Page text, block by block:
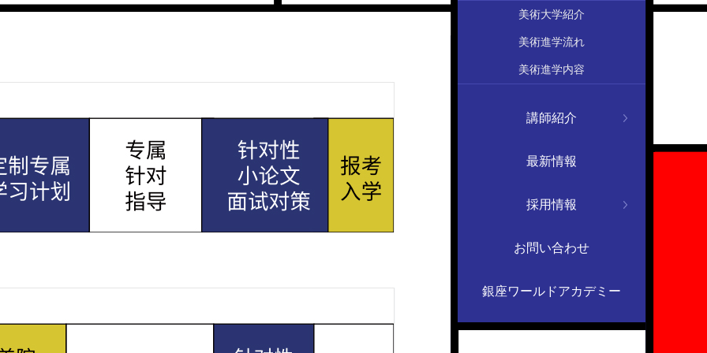
美術大学紹介
美術進学流れ
美術進学内容
講師紹介
最新情報
採用情報
お問い合わせ
銀座ワールドアカデミー